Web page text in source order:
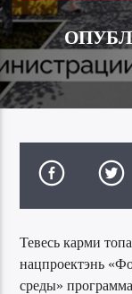
Тевесь карми
нацпроектэнь
среды»